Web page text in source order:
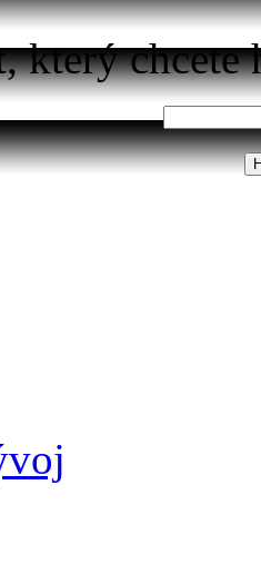
který chcete